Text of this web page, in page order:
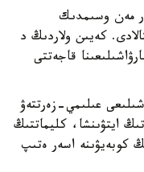
مەن وسىمدىك
كەيىن ولاردىڭ د
قاجەتتى
عىلىمي-زەرتتەۋ
ايتۋىنشا، كليماتتىڭ
كوبەيۋىنە اسەر ەتىپ